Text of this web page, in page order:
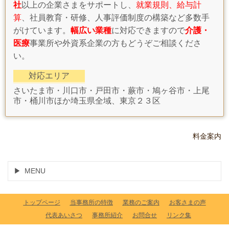
社以上の企業さまをサポートし、 就業規則、給与計
算 、社員教育・研修、人事評価制度の構築など多数手
がけています。 幅広い業種に対応できますので介護・
医療事業所や外資系企業の方もどうぞご相談くださ
い。
対応エリア
さいたま市・川口市・戸田市・蕨市・鳩ヶ谷市・上尾
市・桶川市ほか埼玉県全域、東京２３区
料金案内
MENU
トップページ 当事務所の特徴 業務のご案内
お客さまの声
代表あいさつ
事務所紹介 お問合せ リンク集